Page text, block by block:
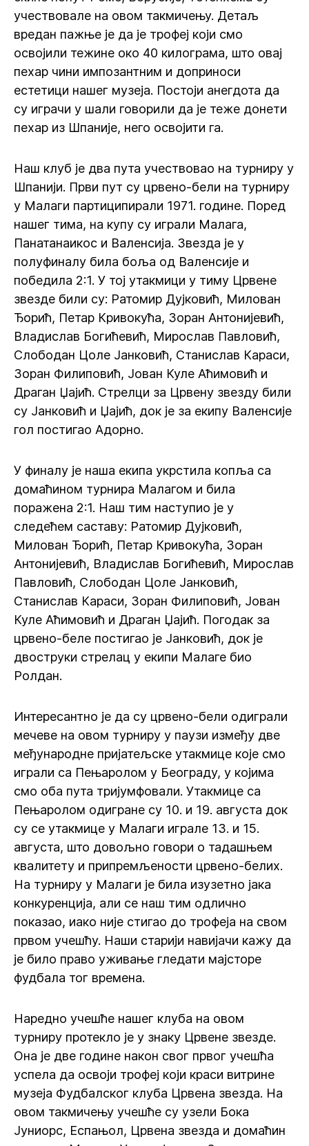
учествовале на овом такмичењу. Детаљ
вредан пажње је да је трофеј који смо
освојили тежине око 40 килограма, што овај
пехар чини импозантним и доприноси
естетици нашег музеја. Постоји анегдота да
су играчи у шали говорили да је теже донети
пехар из Шпаније, него освојити га.
Наш клуб је два пута учествовао на турниру у
Шпанији. Први пут су црвено-бели на турниру
у Малаги партиципирали 1971. године. Поред
нашег тима, на купу су играли Малага,
Панатанаикос и Валенсија. Звезда је у
полуфиналу била боља од Валенсије и
победила 2:1. У тој утакмици у тиму Црвене
звезде били су: Ратомир Дујковић, Милован
Ђорић, Петар Кривокућа, Зоран Антонијевић,
Владислав Богићевић, Мирослав Павловић,
Слободан Цоле Јанковић, Станислав Караси,
Зоран Филиповић, Јован Куле Аћимовић и
Драган Џајић. Стрелци за Црвену звезду били
су Јанковић и Џајић, док је за екипу Валенсије
гол постигао Адорно.
У финалу је наша екипа укрстила копља са
домаћином турнира Малагом и била
поражена 2:1. Наш тим наступио је у
следећем саставу: Ратомир Дујковић,
Милован Ђорић, Петар Кривокућа, Зоран
Антонијевић, Владислав Богићевић, Мирослав
Павловић, Слободан Цоле Јанковић,
Станислав Караси, Зоран Филиповић, Јован
Куле Аћимовић и Драган Џајић. Погодак за
црвено-беле постигао је Јанковић, док је
двоструки стрелац у екипи Малаге био
Ролдан.
Интересантно је да су црвено-бели одиграли
мечеве на овом турниру у паузи између две
међународне пријатељске утакмице које смо
играли са Пењаролом у Београду, у којима
смо оба пута тријумфовали. Утакмице са
Пењаролом одигране су 10. и 19. августа док
су се утакмице у Малаги играле 13. и 15.
августа, што довољно говори о тадашњем
квалитету и припремљености црвено-белих.
На турниру у Малаги је била изузетно јака
конкуренција, али се наш тим одлично
показао, иако није стигао до трофеја на свом
првом учешћу. Наши старији навијачи кажу да
је било право уживање гледати мајсторе
фудбала тог времена.
Наредно учешће нашег клуба на овом
турниру протекло је у знаку Црвене звезде.
Она је две године након свог првог учешћа
успела да освоји трофеј који краси витрине
музеја Фудбалског клуба Црвена звезда. На
овом такмичењу учешће су узели Бока
Јуниорс, Еспањол, Црвена звезда и домаћин